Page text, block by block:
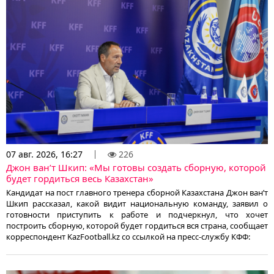
07 авг. 2026, 16:27 226
Джон ван’т Шкип: «Мы готовы создать сборную, которой
будет гордиться весь Казахстан»
Кандидат на пост главного тренера сборной Казахстана Джон ван’т
Шкип рассказал, какой видит национальную команду, заявил о
готовности приступить к работе и подчеркнул, что хочет
построить сборную, которой будет гордиться вся страна, сообщает
корреспондент KazFootball.kz со ссылкой на пресс-службу КФФ: